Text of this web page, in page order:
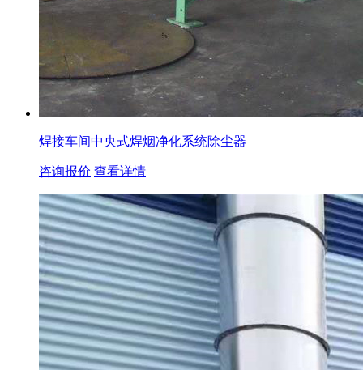
焊接车间中央式焊烟净化系统除尘器
咨询报价 查看详情